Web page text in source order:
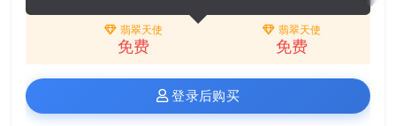
翡翠天使
免费
翡翠天使
免费
登录后购买